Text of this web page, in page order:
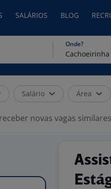
SALÁRIOS BLOG
Onde?
Salário Área
novas vagas